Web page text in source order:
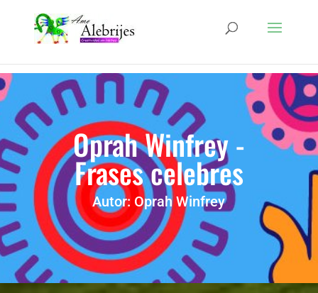
Oprah Winfrey -
Frases celebres
Autor: Oprah Winfrey